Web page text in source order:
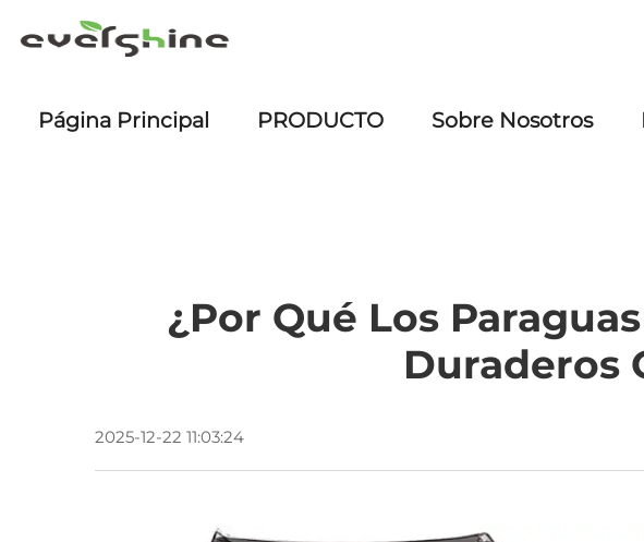
Página Principal PRODUCTO Sobre Nosotros
¿Por Qué Los
Duraderos
2025-12-22 11:03:24